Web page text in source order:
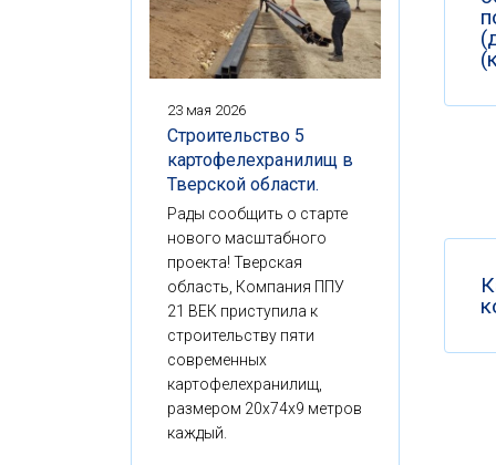
23 мая 2026
Строительство 5
картофелехранилищ в
Тверской области.
Рады сообщить о старте
нового масштабного
проекта! Тверская
область, Компания ППУ
21 ВЕК приступила к
строительству пяти
современных
картофелехранилищ,
размером 20x74x9 метров
каждый.